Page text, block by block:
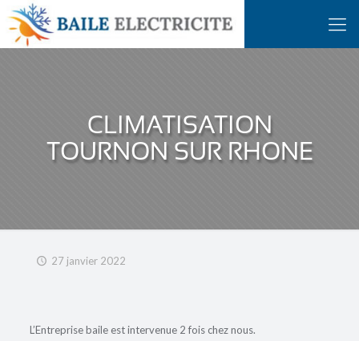
CLIMATISATION
TOURNON SUR RHONE
27 janvier 2022
L’Entreprise baile est intervenue 2 fois chez nous.